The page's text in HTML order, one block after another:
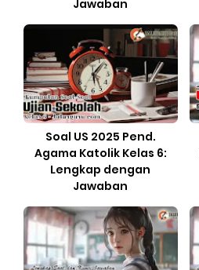
Jawaban
Soal US 2025 Pend.
Agama Katolik Kelas 6:
Lengkap dengan
Jawaban